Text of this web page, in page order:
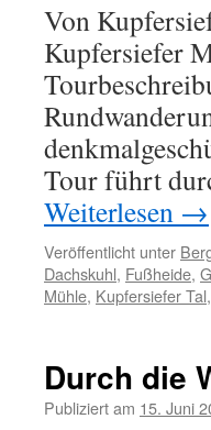
Von
Kupfersiefer
Tour führt
Weiterlesen →
Veröffentlicht unter
Dachskuhl, Fußheide,
Mühle, Kupfersiefer Tal,
Durch die
Publiziert am 15. Juni